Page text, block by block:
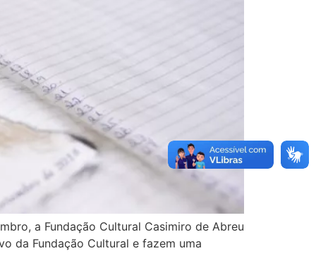
a Fundação Cultural Casimiro de Abreu
da Fundação Cultural e fazem uma